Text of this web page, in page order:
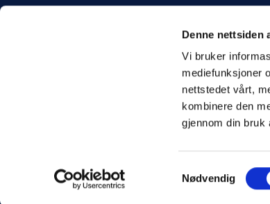
Denne nettsiden
Vi bruker
mediefunksjoner
nettstedet vårt,
kombinere den
gjennom din bruk
Samtykkevalg
Nødvendig
Utviklet av